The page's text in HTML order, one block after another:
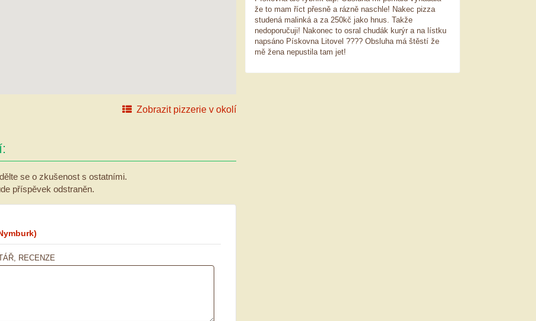
Zobrazit pizzerie v okolí
se o zkušenost s ostatními.
příspěvek odstraněn.
RECENZE
že to mam říct přesně a rázně naschle! Nakec pizza
studená malinká a za 250kč jako hnus. Takže
nedoporučuji! Nakonec to osral chudák kurýr a na lístku
napsáno Pískovna Litovel ???? Obsluha má štěstí že
mě žena nepustila tam jet!